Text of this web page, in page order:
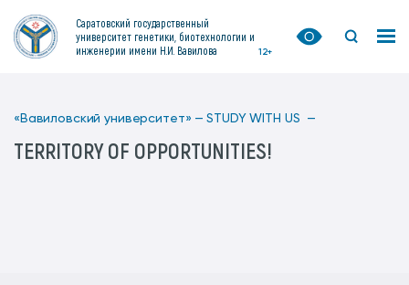
Саратовский государственный
университет генетики, биотехнологии и
инженерии имени Н.И. Вавилова
12+
«Вавиловский университет» — STUDY WITH US —
TERRITORY OF OPPORTUNITIES!